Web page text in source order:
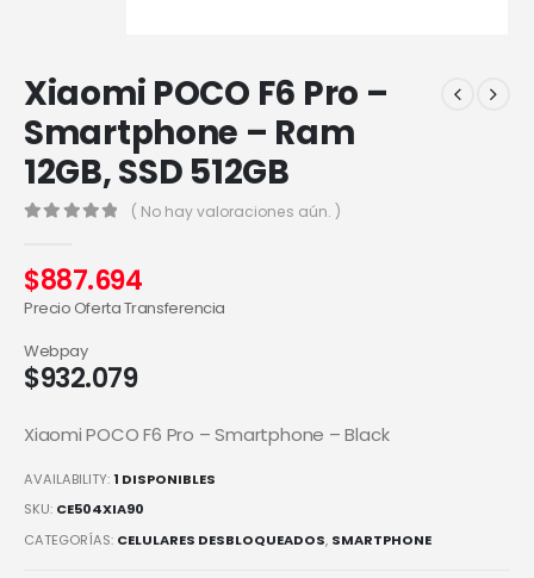
Xiaomi POCO F6 Pro –
Smartphone – Ram
12GB, SSD 512GB
( No hay valoraciones aún. )
$887.694
Precio Oferta Transferencia
$932.079
Webpay
Xiaomi POCO F6 Pro – Smartphone – Black
AVAILABILITY:1 DISPONIBLES
SKU: CE504XIA90
CATEGORÍAS: CELULARES DESBLOQUEADOS, SMARTPHONE